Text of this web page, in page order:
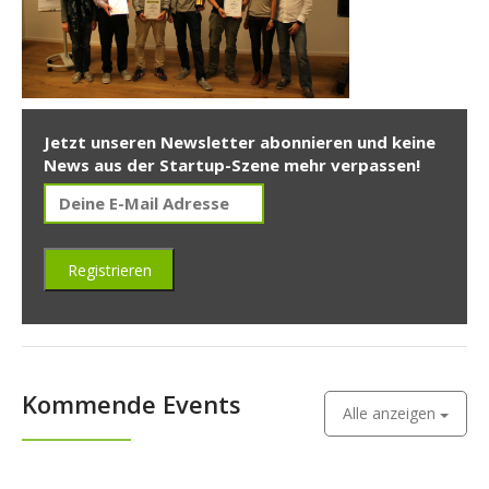
Jetzt unseren Newsletter abonnieren und keine
News aus der Startup-Szene mehr verpassen!
Kommende Events Alle anzeigen